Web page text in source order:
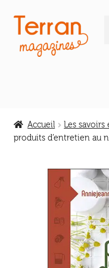
Aller
la
Aller
au
contenu
Les ouvrages
Accueil Les
produits d’entretien au